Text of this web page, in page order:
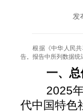
发
根据《中华人民
告 。报告中所列数据
一、
2025
代中国特色